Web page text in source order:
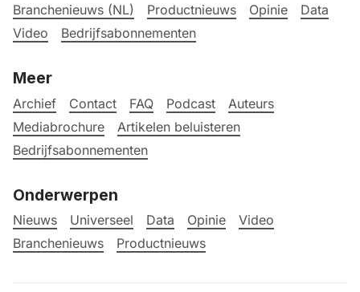
Branchenieuws (NL)
Productnieuws Opinie
Data
Video
Bedrijfsabonnementen
Meer
Archief Contact FAQ Podcast
Auteurs
Mediabrochure
Artikelen beluisteren
Bedrijfsabonnementen
Onderwerpen
Nieuws Universeel Data Opinie
Video
Branchenieuws
Productnieuws